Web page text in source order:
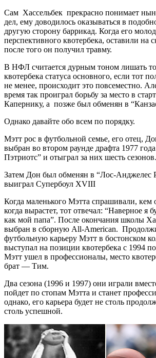
Сам Хассельбек прекрасно понимает
дел, ему доводилось оказываться в
другую сторону баррикад. Когда его
перспективного квотербека, оставили на
после того он получил травму.
В НФЛ считается дурным тоном лишать
квотербека статуса основного, если тот
не менее, происходит это повсеместно.
время так проиграл борьбу за место в
Капернику, а позже был обменян в
Однако давайте обо всем по порядку.
Мэтт рос в футбольной семье, его отец,
выбран во втором раунде драфта 1977
Пэтриотс” и отыграл за них шесть сезонов.
Затем Дон был обменян в “Лос-Анджелес
выиграл Супербоул XVIII
Когда маленького Мэтта спрашивали, кем
когда вырастет, тот отвечал: “Наверное я
как мой папа”. После окончания школы
выбран в сборную All-American.
футбольную карьеру Мэтт в бостонском
выступал на позиции квотербека с 1994
Мэтт ушел в профессионалы, место
брат — Тим.
Два сезона (1996 и 1997) они играли
пойдет по стопам Мэтта и станет
однако, его карьера будет не столь
столь успешной.